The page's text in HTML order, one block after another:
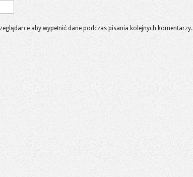
aby wypełnić dane podczas pisania kolejnych komentarzy.